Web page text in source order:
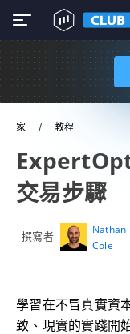
家 教程
交易步驟
撰寫者
Nathan
Cole
學習在不冒真實資
致、現實的實踐開